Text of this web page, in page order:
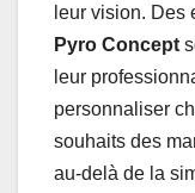
leur vision. Des
Pyro Concept
leur
personnaliser
souhaits des
au-delà de la